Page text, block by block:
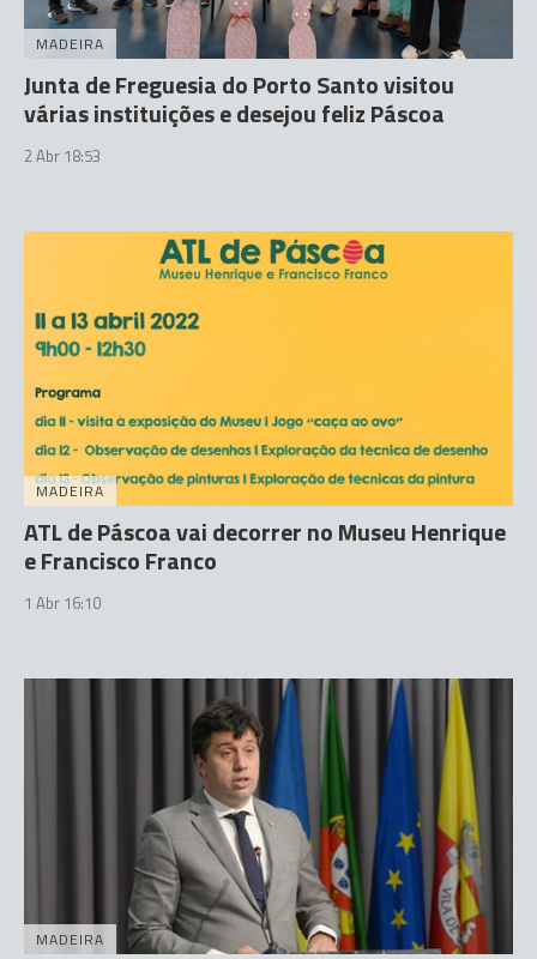
MADEIRA
Junta de Freguesia do Porto Santo visitou
várias instituições e desejou feliz Páscoa
2 Abr 18:53
MADEIRA
ATL de Páscoa vai decorrer no Museu Henrique
e Francisco Franco
1 Abr 16:10
MADEIRA